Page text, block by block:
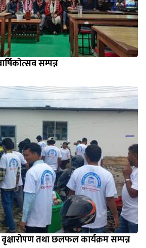
सम्पन्न
तथा छलफल कार्यक्रम सम्पन्न